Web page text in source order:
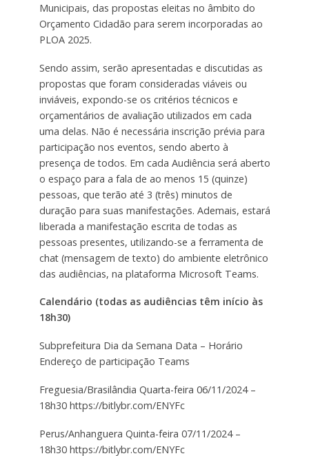
Municipais, das propostas eleitas no âmbito do
Orçamento Cidadão para serem incorporadas ao
PLOA 2025.
Sendo assim, serão apresentadas e discutidas as
propostas que foram consideradas viáveis ou
inviáveis, expondo-se os critérios técnicos e
orçamentários de avaliação utilizados em cada
uma delas. Não é necessária inscrição prévia para
participação nos eventos, sendo aberto à
presença de todos. Em cada Audiência será aberto
o espaço para a fala de ao menos 15 (quinze)
pessoas, que terão até 3 (três) minutos de
duração para suas manifestações. Ademais, estará
liberada a manifestação escrita de todas as
pessoas presentes, utilizando-se a ferramenta de
chat (mensagem de texto) do ambiente eletrônico
das audiências, na plataforma Microsoft Teams.
Calendário (todas as audiências têm início às
18h30)
Subprefeitura Dia da Semana Data – Horário
Endereço de participação Teams
Freguesia/Brasilândia Quarta-feira 06/11/2024 –
18h30 https://bitlybr.com/ENYFc
Perus/Anhanguera Quinta-feira 07/11/2024 –
18h30 https://bitlybr.com/ENYFc